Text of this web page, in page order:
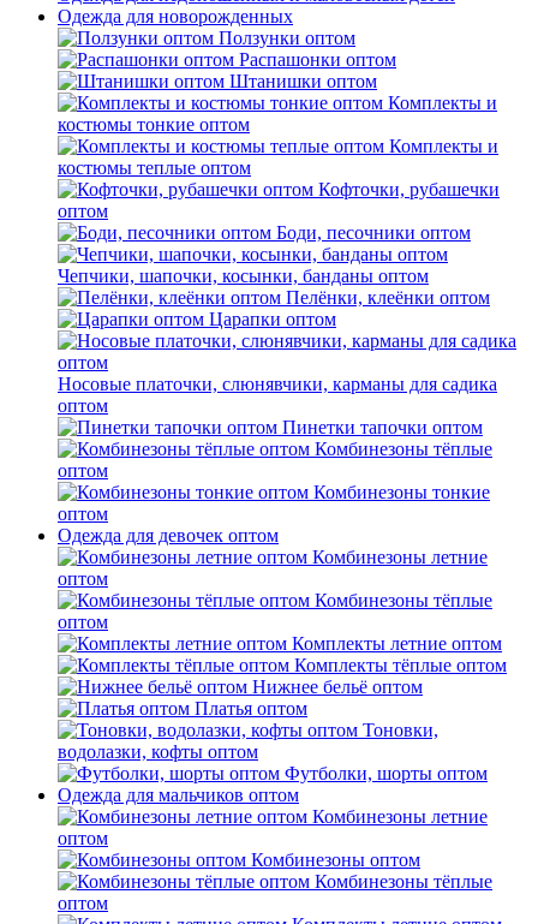
Одежда для новорожденных
Ползунки оптом
Распашонки оптом
Штанишки оптом
Комплекты и
костюмы тонкие оптом
Комплекты и
костюмы теплые оптом
Кофточки, рубашечки
оптом
Боди, песочники оптом
Чепчики, шапочки, косынки, банданы оптом
Пелёнки, клеёнки оптом
Царапки оптом
Носовые платочки, слюнявчики, карманы для садика
оптом
Пинетки тапочки оптом
Комбинезоны тёплые
оптом
Комбинезоны тонкие
оптом
Одежда для девочек оптом
Комбинезоны летние
оптом
Комбинезоны тёплые
оптом
Комплекты летние оптом
Комплекты тёплые оптом
Нижнее бельё оптом
Платья оптом
Тоновки,
водолазки, кофты оптом
Футболки, шорты оптом
Одежда для мальчиков оптом
Комбинезоны летние
оптом
Комбинезоны оптом
Комбинезоны тёплые
оптом